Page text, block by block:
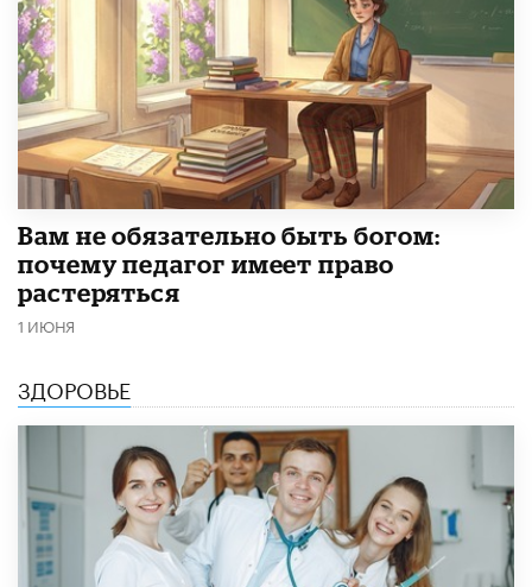
​Вам не обязательно быть богом:
почему педагог имеет право
растеряться
1 ИЮНЯ
ЗДОРОВЬЕ